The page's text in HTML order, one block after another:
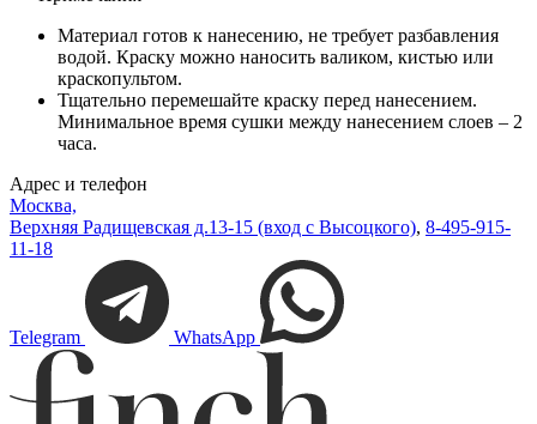
Материал готов к нанесению, не требует разбавления
водой. Краску можно наносить валиком, кистью или
краскопультом.
Тщательно перемешайте краску перед нанесением.
Минимальное время сушки между нанесением слоев – 2
часа.
Адрес и телефон
Москва,
Верхняя Радищевская д.13-15 (вход с Высоцкого), 8-495-915-
11-18
Telegram WhatsApp